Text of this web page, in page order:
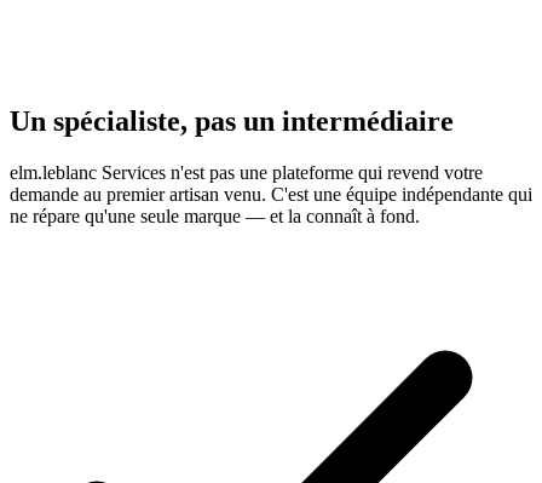
Un spécialiste, pas un intermédiaire
elm.leblanc Services n'est pas une plateforme qui revend votre
demande au premier artisan venu. C'est une équipe indépendante qui
ne répare qu'une seule marque — et la connaît à fond.